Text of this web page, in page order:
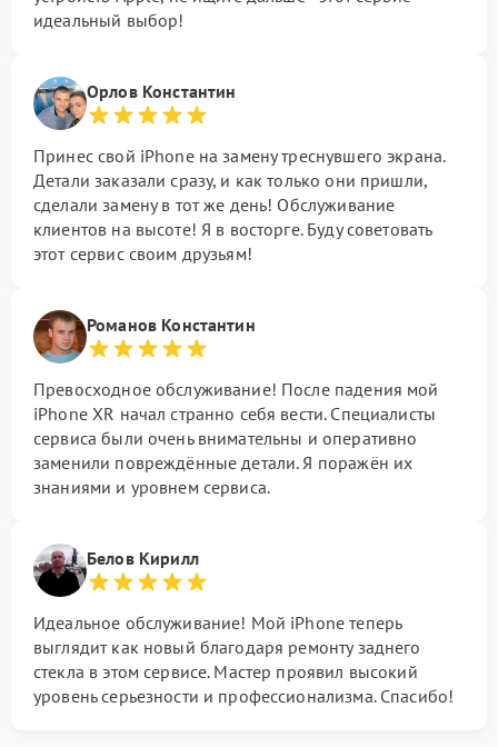
идеальный выбор!
Орлов Константин
Принес свой iPhone на замену треснувшего экрана.
Детали заказали сразу, и как только они пришли,
сделали замену в тот же день! Обслуживание
клиентов на высоте! Я в восторге. Буду советовать
этот сервис своим друзьям!
Романов Константин
Превосходное обслуживание! После падения мой
iPhone XR начал странно себя вести. Специалисты
сервиса были очень внимательны и оперативно
заменили повреждённые детали. Я поражён их
знаниями и уровнем сервиса.
Белов Кирилл
Идеальное обслуживание! Мой iPhone теперь
выглядит как новый благодаря ремонту заднего
стекла в этом сервисе. Мастер проявил высокий
уровень серьезности и профессионализма. Спасибо!